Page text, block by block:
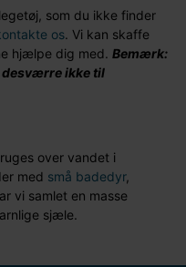
som du ikke finder
os. Vi kan skaffe
hjælpe dig med. Bemærk:
ikke til
over vandet i
med små badedyr,
vi samlet en masse
sjæle.